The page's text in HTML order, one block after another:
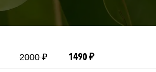
2000 ₽ 1490 ₽